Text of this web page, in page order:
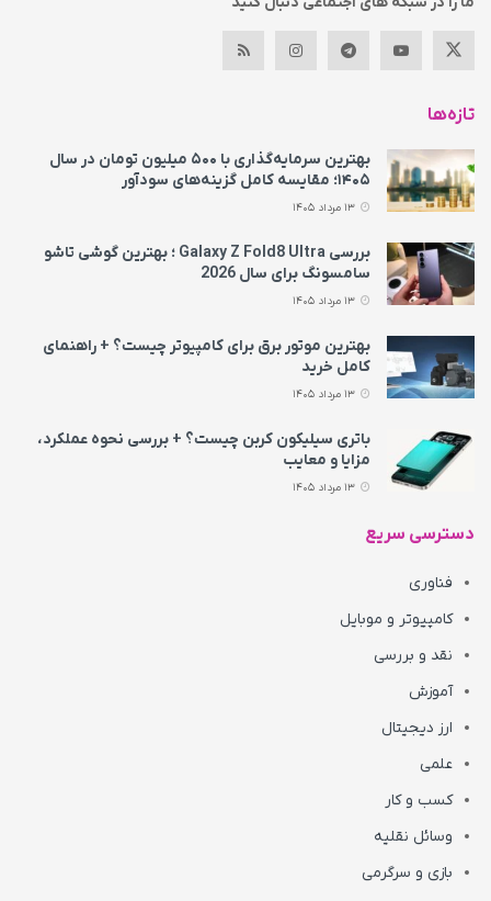
تازه‌ها
بهترین سرمایه‌گذاری با ۵۰۰ میلیون تومان در سال
۱۴۰۵؛ مقایسه کامل گزینه‌های سودآور
بررسی Galaxy Z Fold8 Ultra ؛ بهترین گوشی تاشو
سامسونگ برای سال 2026
بهترین موتور برق برای کامپیوتر چیست؟ + راهنمای
کامل خرید
باتری سیلیکون کربن چیست؟ + بررسی نحوه عملکرد،
مزایا و معایب
دسترسی سریع
فناوری
کامپیوتر و موبایل
نقد و بررسی
آموزش
ارز دیجیتال
علمی
کسب و کار
وسائل نقلیه
بازی و سرگرمی